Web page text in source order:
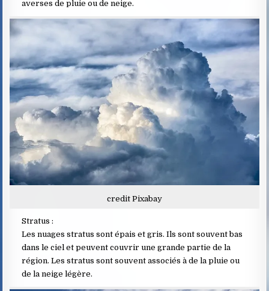
averses de pluie ou de neige.
credit Pixabay
Stratus :
Les nuages stratus sont épais et gris. Ils sont souvent bas
dans le ciel et peuvent couvrir une grande partie de la
région. Les stratus sont souvent associés à de la pluie ou
de la neige légère.